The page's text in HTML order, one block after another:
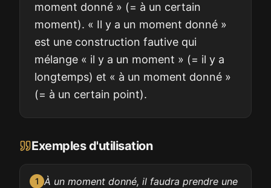
moment donné » (= à un certain
moment). « Il y a un moment donné »
est une construction fautive qui
mélange « il y a un moment » (= il y a
longtemps) et « à un moment donné »
(= à un certain point).
Exemples d'utilisation
1 À un moment donné, il faudra prendre une